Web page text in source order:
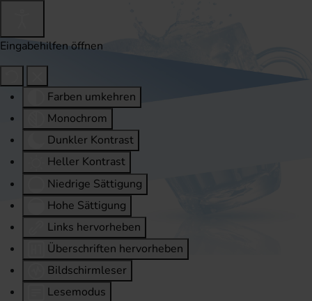
Eingabehilfen öffnen
Farben umkehren
Monochrom
Dunkler Kontrast
Heller Kontrast
Niedrige Sättigung
Hohe Sättigung
Links hervorheben
Überschriften hervorheben
Bildschirmleser
Lesemodus